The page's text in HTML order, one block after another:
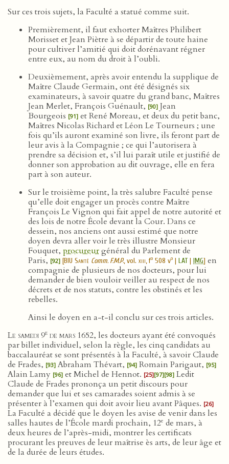
Sur ces trois sujets, la Faculté a statué comme suit.
Premièrement, il faut exhorter Maîtres Philibert
Morisset et Jean Piètre à se départir de toute haine
pour cultiver l’amitié qui doit dorénavant régner
entre eux, au nom du droit à l’oubli.
Deuxièmement, après avoir entendu la supplique de
Maître Claude Germain, ont été désignés six
examinateurs, à savoir quatre du grand banc, Maîtres
Jean Merlet, François Guénault, [90] Jean
Bourgeois [91] et René Moreau, et deux du petit banc,
Maîtres Nicolas Richard et Léon Le Tourneurs ; une
fois qu’ils auront examiné son livre, ils feront part de
leur avis à la Compagnie ; ce qui l’autorisera à
prendre sa décision et, s’il lui paraît utile et justifié de
donner son approbation au dit ouvrage, elle en fera
part à son auteur.
Sur le troisième point, la très salubre Faculté pense
qu’elle doit engager un procès contre Maître
François Le Vignon qui fait appel de notre autorité et
des lois de notre École devant la Cour. Dans ce
dessein, nos anciens ont aussi estimé que notre
doyen devra aller voir le très illustre Monsieur
Fouquet, procureurgénéral du Parlement de
Paris, [92] [BIU Santé Comm. F.M.P., vol. xiii, fo 508 vo | LAT| IMG] en
compagnie de plusieurs de nos docteurs, pour lui
demander de bien vouloir veiller au respect de nos
décrets et de nos statuts, contre les obstinés et les
rebelles.
Ainsi le doyen en a-t-il conclu sur ces trois articles.
Le samedi 9e de mars 1652, les docteurs ayant été convoqués
par billet individuel, selon la règle, les cinq candidats au
baccalauréat se sont présentés à la Faculté, à savoir Claude
de Frades, [93] Abraham Thévart, [94] Romain Parigaut, [95]
Alain Lamy [96] et Michel de Hennot. [25][97][98] Ledit
Claude de Frades prononça un petit discours pour
demander que lui et ses camarades soient admis à se
présenter à l’examen qui doit avoir lieu avant Pâques. [26]
La Faculté a décidé que le doyen les avise de venir dans les
salles hautes de l’École mardi prochain, 12e de mars, à
deux heures de l’après-midi, montrer les certificats
procurant les preuves de leur maîtrise ès arts, de leur âge et
de la durée de leurs études.